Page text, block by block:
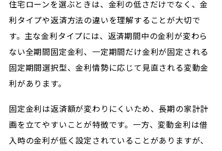
住宅ローンを選ぶときは、金利の低さだけでなく、金
利タイプや返済方法の違いを理解することが大切で
す。主な金利タイプには、返済期間中の金利が変わら
ない全期間固定金利、一定期間だけ金利が固定される
固定期間選択型、金利情勢に応じて見直される変動金
利があります。
固定金利は返済額が変わりにくいため、長期の家計計
画を立てやすいことが特徴です。一方、変動金利は借
入時の金利が低く設定されていることがありますが、